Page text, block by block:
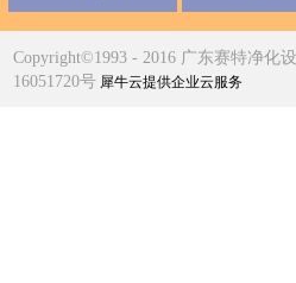
Copyright©1993 - 2016 广东赛特净化
16051720号 犀牛云提供企业云服务